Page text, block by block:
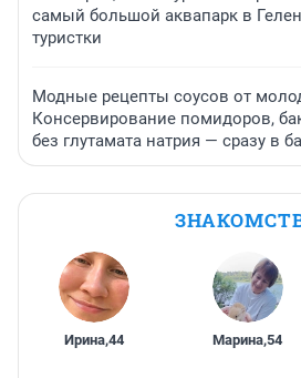
самый большой аквапарк в
туристки
Модные рецепты соусов от
Консервирование помидоров,
без глутамата натрия — сразу в
Ирина,44 Марина,54